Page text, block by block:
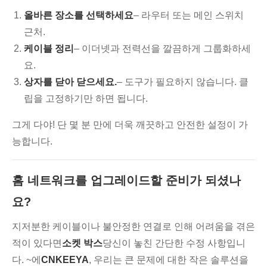
올바른 장소를 선택하세요– 라우터 또는 메인 스위치
근처.
케이블 정리 – 이더넷과 전력선을 깔끔하게 그룹화하세
요.
상자를 닫아 닫으세요.– 도구가 필요하지 않습니다. 클
립을 고정하기만 하면 됩니다.
그게 다야! 단 몇 분 만에 더욱 깨끗하고 안전한 설정이 가
능합니다.
홈 네트워크를 업그레이드할 준비가 되셨나
요?
지저분한 케이블이나 불안정한 연결로 인해 어려움을 겪은
적이 있다면 소켓 박스당신이 놓친 간단한 수정 사항입니
다. ~에 CNKEEYA, 우리는 큰 문제에 대한 작은 솔루션을